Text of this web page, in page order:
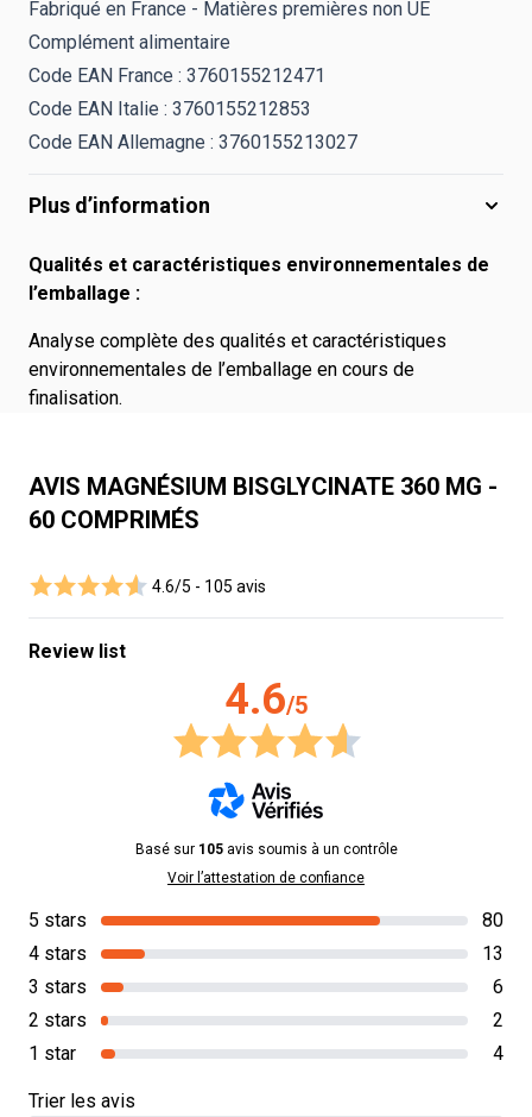
Fabriqué en France - Matières premières non UE
Complément alimentaire
Code EAN France : 3760155212471
Code EAN Italie : 3760155212853
Code EAN Allemagne : 3760155213027
Plus d’information
Qualités et caractéristiques environnementales de
l’emballage :
Analyse complète des qualités et caractéristiques
environnementales de l’emballage en cours de
finalisation.
AVIS MAGNÉSIUM BISGLYCINATE 360 MG -
60 COMPRIMÉS
4.6/5 - 105 avis
Review list
4.6/5
Basé sur 105avis soumis à un contrôle
Voir l’attestation de confiance
5 stars
80
4 stars
13
3 stars
6
2 stars
2
1 star
4
Trier les avis